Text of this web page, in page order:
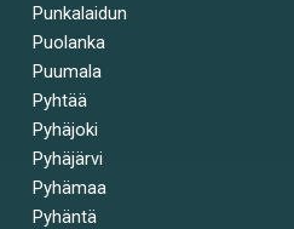
Punkalaidun
Puolanka
Puumala
Pyhtää
Pyhäjoki
Pyhäjärvi
Pyhämaa
Pyhäntä